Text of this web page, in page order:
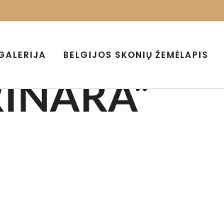
BELGIJOS SKONIŲ ŽEMĖLAPIS